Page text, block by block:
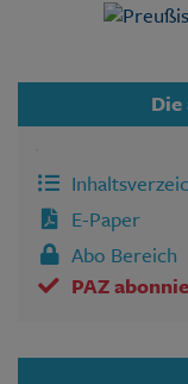
E-Paper
Abo Bereich
PAZ